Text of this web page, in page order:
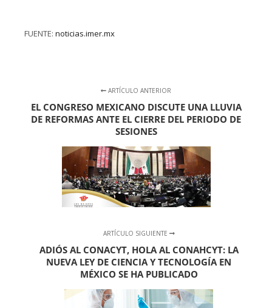
FUENTE: noticias.imer.mx
ARTÍCULO ANTERIOR
EL CONGRESO MEXICANO DISCUTE UNA LLUVIA
DE REFORMAS ANTE EL CIERRE DEL PERIODO DE
SESIONES
ARTÍCULO SIGUIENTE
ADIÓS AL CONACYT, HOLA AL CONAHCYT: LA
NUEVA LEY DE CIENCIA Y TECNOLOGÍA EN
MÉXICO SE HA PUBLICADO